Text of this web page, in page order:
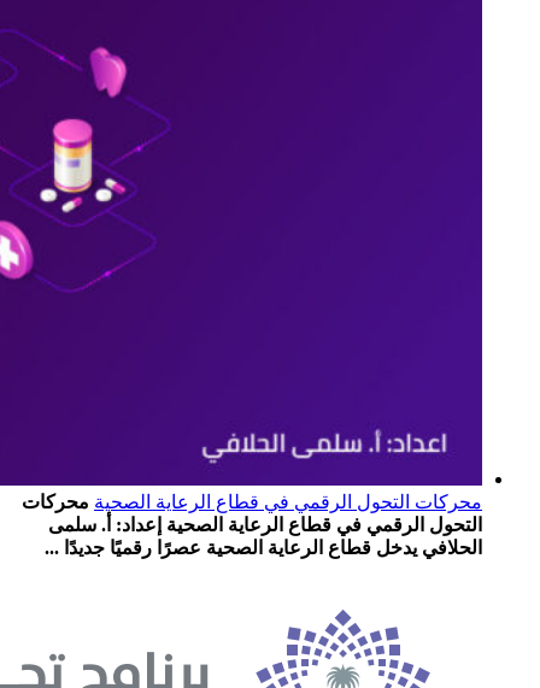
محركات التحول الرقمي في قطاع الرعاية الصحية محركات
التحول الرقمي في قطاع الرعاية الصحية إعداد: أ. سلمى
الحلافي يدخل قطاع الرعاية الصحية عصرًا رقميًا جديدًا ...